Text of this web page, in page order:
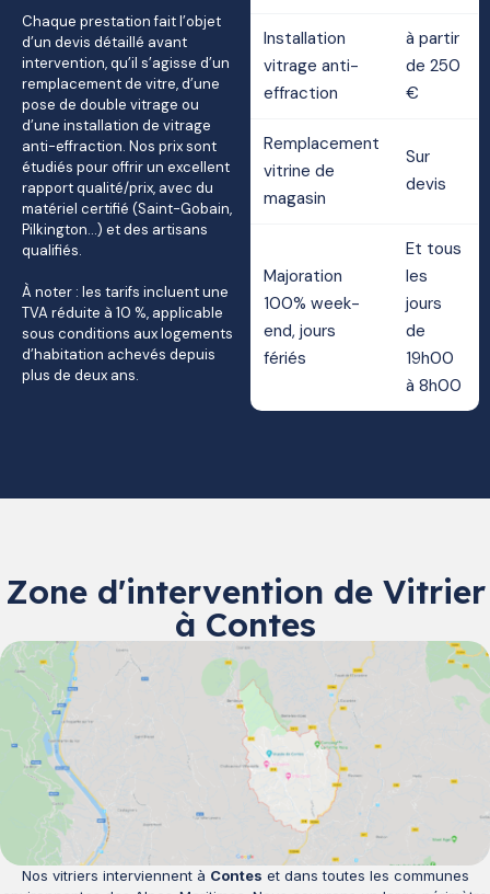
Chaque prestation fait l’objet
d’un devis détaillé avant
intervention, qu’il s’agisse d’un
remplacement de vitre, d’une
pose de double vitrage ou
d’une installation de vitrage
anti-effraction. Nos prix sont
étudiés pour offrir un excellent
rapport qualité/prix, avec du
matériel certifié (Saint-Gobain,
Pilkington…) et des artisans
qualifiés.
À noter : les tarifs incluent une
TVA réduite à 10 %, applicable
sous conditions aux logements
d’habitation achevés depuis
plus de deux ans.
Installation
vitrage anti-
effraction
à partir
de 250
€
Remplacement
vitrine de
magasin
Sur
devis
Majoration
100% week-
end, jours
fériés
Et tous
les
jours
de
19h00
à 8h00
Zone d'intervention de Vitrier
à Contes
Nos vitriers interviennent à Contes et dans toutes les communes